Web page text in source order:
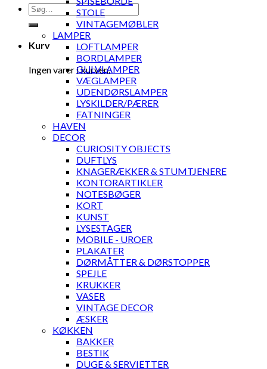
Søg
efter:
Kurv
Ingen varer i kurven.
STOLE
VINTAGEMØBLER
LAMPER
LOFTLAMPER
BORDLAMPER
GULVLAMPER
VÆGLAMPER
UDENDØRSLAMPER
LYSKILDER/PÆRER
FATNINGER
HAVEN
DECOR
CURIOSITY OBJECTS
DUFTLYS
KNAGERÆKKER & STUMTJENERE
KONTORARTIKLER
NOTESBØGER
KORT
KUNST
LYSESTAGER
MOBILE - UROER
PLAKATER
DØRMÅTTER & DØRSTOPPER
SPEJLE
KRUKKER
VASER
VINTAGE DECOR
ÆSKER
KØKKEN
BAKKER
BESTIK
DUGE & SERVIETTER